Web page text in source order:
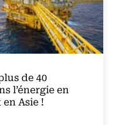
de 40
l’énergie en
Asie !